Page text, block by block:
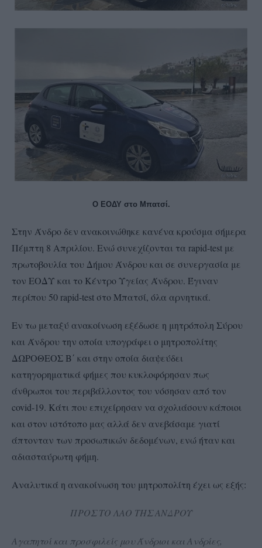
Ο ΕΟΔΥ στο Μπατσί.
Στην Άνδρο δεν ανακοινώθηκε κανένα κρούσμα σήμερα
Πέμπτη 8 Απριλίου. Ενώ συνεχίζονται τα rapid-test με
πρωτοβουλία του Δήμου Άνδρου και σε συνεργασία με
τον ΕΟΔΥ και το Κέντρο Υγείας Άνδρου. Έγιναν
περίπου 50 rapid-test στο Μπατσί, όλα αρνητικά.
Εν τω μεταξύ ανακοίνωση εξέδωσε η μητρόπολη Σύρου
και Άνδρου την οποία υπογράφει ο μητροπολίτης
ΔΩΡΟΘΕΟΣ Β΄ και στην οποία διαψεύδει
κατηγορηματικά φήμες που κυκλοφόρησαν πως
άνθρωποι του περιβάλλοντος του νόσησαν από τον
covid-19. Κάτι που επιχείρησαν να σχολιάσουν κάποιοι
και στον ιστότοπο μας αλλά δεν ανεβάσαμε γιατί
άπτονταν των προσωπικών δεδομένων, ενώ ήταν και
αδιασταύρωτη φήμη.
Αναλυτικά η ανακοίνωση του μητροπολίτη έχει ως εξής:
ΠΡΟΣ ΤΟ ΛΑΟ ΤΗΣ ΑΝΔΡΟΥ
Αγαπητοί και προσφιλείς μου Άνδριοι και Ανδρίες,